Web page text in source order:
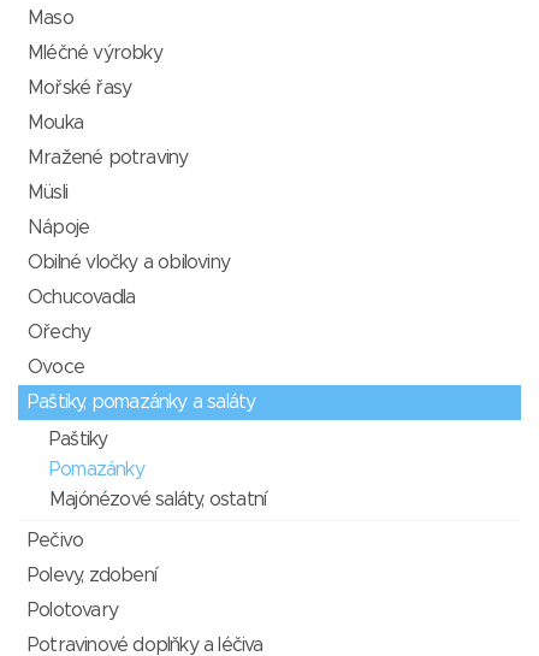
Maso
Mléčné výrobky
Mořské řasy
Mouka
Mražené potraviny
Müsli
Nápoje
Obilné vločky a obiloviny
Ochucovadla
Ořechy
Ovoce
Paštiky, pomazánky a saláty
Paštiky
Pomazánky
Majónézové saláty, ostatní
Pečivo
Polevy, zdobení
Polotovary
Potravinové doplňky a léčiva